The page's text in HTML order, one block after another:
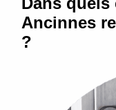
Ancinnes
?